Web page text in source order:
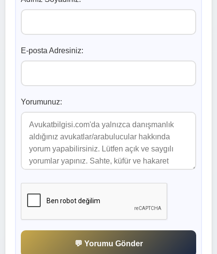
E-posta Adresiniz:
Yorumunuz:
💬 Yorumu Gönder